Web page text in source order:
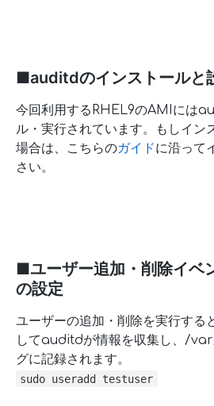
■auditdのインストールと
今回利用するRHEL9のAMIには
ル・実行されています。もしイン
場合は、こちらのガイドに沿って
さい。
■ユーザー追加・削除イベ
の設定
ユーザーの追加・削除を実行する
してauditdが情報を収集し、/
グに記録されます。
sudo useradd testuser